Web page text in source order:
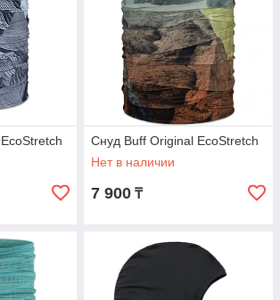
Снуд Buff Original EcoStretch
Нет в наличии
7 900 ₸